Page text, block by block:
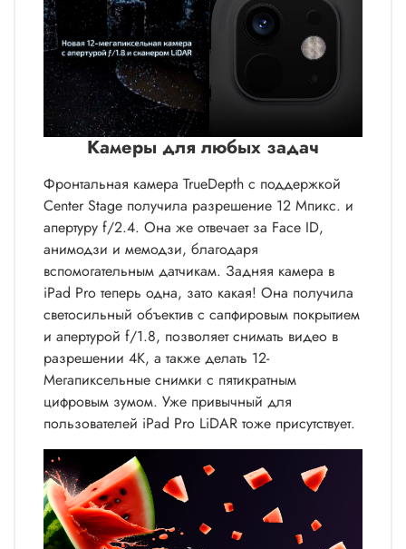
Камеры для любых задач
Фронтальная камера TrueDepth c поддержкой
Center Stage получила разрешение 12 Мпикс. и
апертуру f/2.4. Она же отвечает за Face ID,
анимодзи и мемодзи, благодаря
вспомогательным датчикам. Задняя камера в
iPad Pro теперь одна, зато какая! Она получила
светосильный объектив с сапфировым покрытием
и апертурой f/1.8, позволяет снимать видео в
разрешении 4K, а также делать 12-
Мегапиксельные снимки с пятикратным
цифровым зумом. Уже привычный для
пользователей iPad Pro LiDAR тоже присутствует.